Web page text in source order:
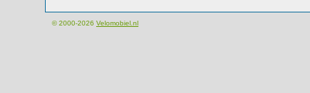
© 2000-2026 Velomobiel.nl